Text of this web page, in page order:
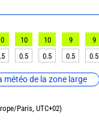
météo de la zone large
10 10 9 9
0.5 0.5 0.5 0.5
Paris, UTC+02)